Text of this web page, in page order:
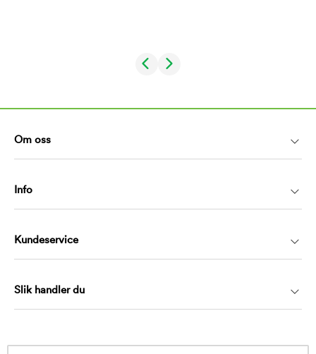
Om oss
Info
Kundeservice
Slik handler du